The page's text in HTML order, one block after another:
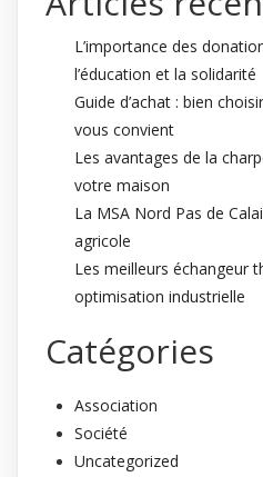
L’importance des
l’éducation et la solidarité
Guide d’achat : bien
vous convient
Les avantages de la
votre maison
La MSA Nord Pas de
agricole
Les meilleurs échangeur
optimisation industrielle
Catégories
Association
Société
Uncategorized